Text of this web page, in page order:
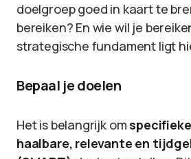
doelgroep goed in kaart te
bereiken? En wie wil je
strategische fundament ligt
Bepaal je doelen
Het is belangrijk om
haalbare, relevante en